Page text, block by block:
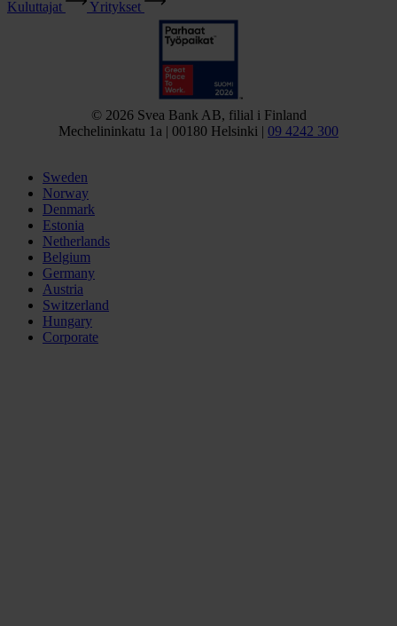
Kuluttajat Yritykset
© 2026 Svea Bank AB, filial i Finland
Mechelininkatu 1a | 00180 Helsinki | 09 4242 300
Sweden
Norway
Denmark
Estonia
Netherlands
Belgium
Germany
Austria
Switzerland
Hungary
Corporate